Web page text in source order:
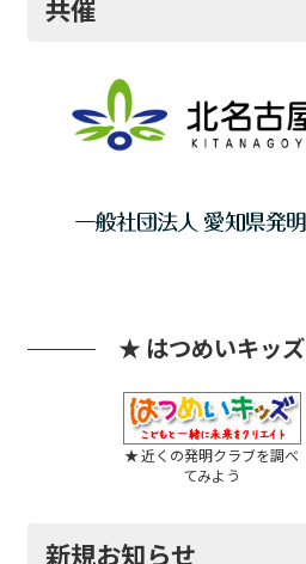
共催
★ はつめいキッズ
★ 近くの発明クラブを調べ
てみよう
新規お知らせ